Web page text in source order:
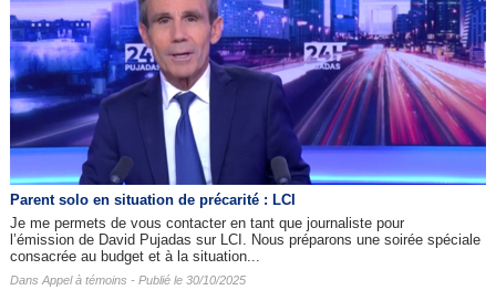
Parent solo en situation de précarité : LCI
Je me permets de vous contacter en tant que journaliste pour
l’émission de David Pujadas sur LCI. Nous préparons une soirée spéciale
consacrée au budget et à la situation...
Dans Appel à témoins - Publié le 30/10/2025